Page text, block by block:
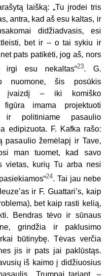
laišką: „Tu įrodei tris
antra, kad aš esu kaltas, ir
didžiadvasis, esi
bet ir – o tai sykiu ir
pats patikėti, jog aš, nors
irgi esu nekaltas“23. G.
nuomone, šis posūkis
įvaizdį – iki komiško
imama projektuoti
ir politiniame pasaulio
edipizuota. F. Kafka rašo:
pasaulio žemėlapį ir Tave,
man tuomet, kad savo
vietas, kurių Tu arba nesi
24. Tai jau nebe
ir F. Guattari’s, kaip
bet kaip rasti kelią,
Bendras tėvo ir sūnaus
grindžia ir paklusimo
būtinybę. Tėvas verčia
jis ir pats jai paklūstąs.
iš kaimo į didžiuosius